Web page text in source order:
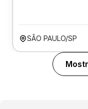
SÃO PAULO/SP